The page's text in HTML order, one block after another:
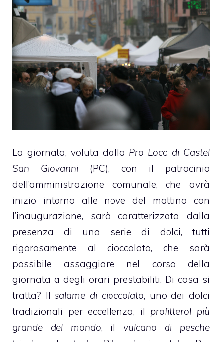
La giornata, voluta dalla Pro Loco di Castel
San Giovanni (PC), con il patrocinio
dell’amministrazione comunale, che avrà
inizio intorno alle nove del mattino con
l’inaugurazione, sarà caratterizzata dalla
presenza di una serie di dolci, tutti
rigorosamente al cioccolato, che sarà
possibile assaggiare nel corso della
giornata a degli orari prestabiliti. Di cosa si
tratta? Ilsalame di cioccolato, uno dei dolci
tradizionali per eccellenza, il profitterol più
grande del mondo, il vulcano di pesche